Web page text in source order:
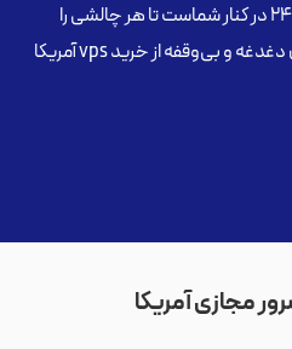
خواهید بود. تیم متخصص ما ۲۴/۷ در کنار شماست تا هر چالشی را
به‌سرعت حل کند و تجربه‌ای بدون دغدغه و بی‌وقفه از خرید vps آمریکا
مجازی آمریکا